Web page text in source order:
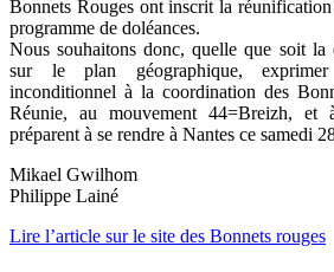
Bonnets Rouges ont inscrit la
programme de doléances.
Nous souhaitons donc, quelle que soit la
sur le plan géographique,
inconditionnel à la coordination des
Réunie, au mouvement 44=Breizh,
préparent à se rendre à Nantes ce samedi
Mikael Gwilhom
Philippe Lainé
Lire l’article sur le site des Bonnets rouges